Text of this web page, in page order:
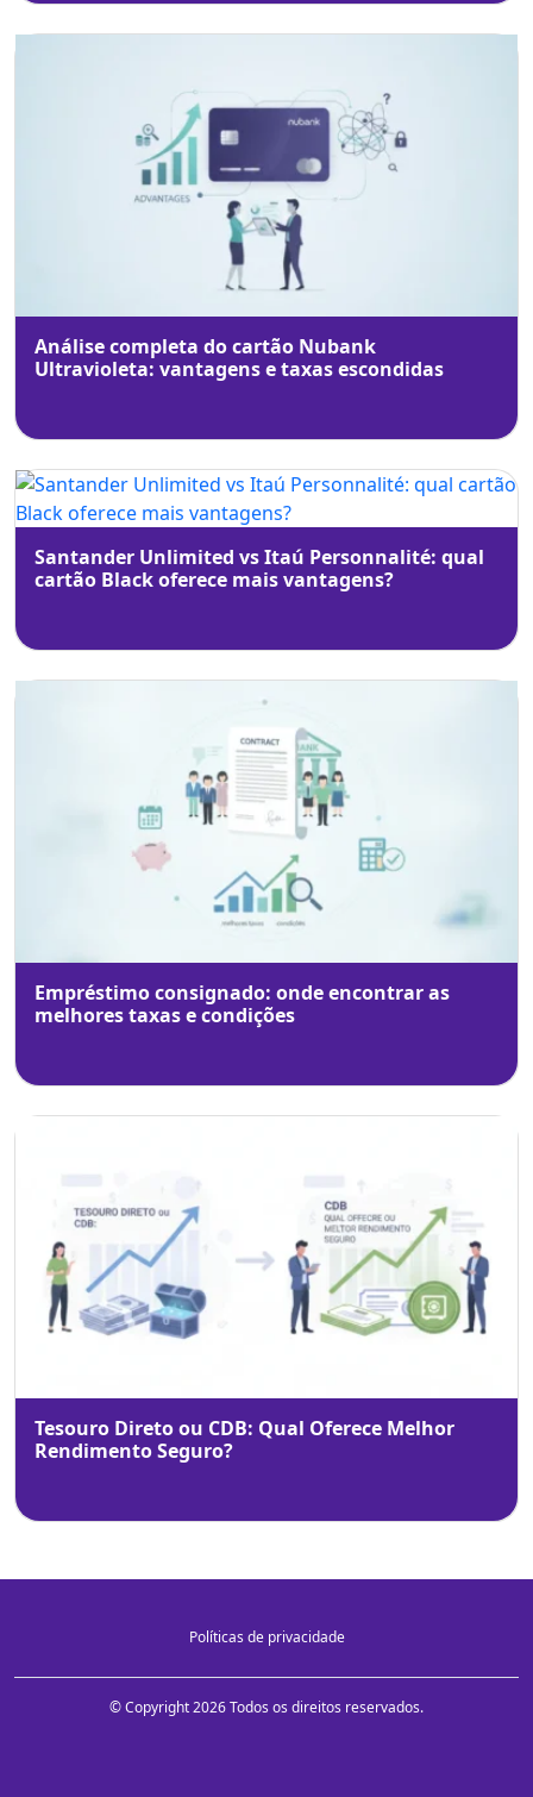
Análise completa do cartão Nubank
Ultravioleta: vantagens e taxas escondidas
Santander Unlimited vs Itaú Personnalité: qual
cartão Black oferece mais vantagens?
Empréstimo consignado: onde encontrar as
melhores taxas e condições
Tesouro Direto ou CDB: Qual Oferece Melhor
Rendimento Seguro?
Políticas de privacidade
© Copyright 2026 Todos os direitos reservados.